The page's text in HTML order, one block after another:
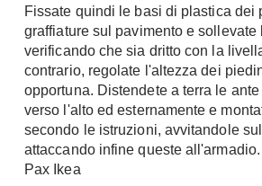
Fissate quindi le basi di plastica dei
graffiature sul pavimento e sollevate
verificando che sia dritto con la
contrario, regolate l'altezza dei
opportuna. Distendete a terra le
verso l'alto ed esternamente e
secondo le istruzioni, avvitandole
attaccando infine queste
Pax Ikea